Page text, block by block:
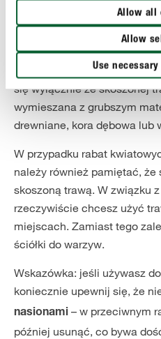
Allow all
Allow
Use
Skoszoną trawę można
jako ściółkę do trawnika,
mulcz pod drzewami,
. Warstwa ściółki
się wyłącznie ze skoszonej
wymieszana z grubszym
drewniane, kora dębowa lub
W przypadku rabat
należy również pamiętać,
skoszoną trawą. W związku
rzeczywiście chcesz użyć
miejscach. Zamiast tego
ściółki do warzyw.
Wskazówka: jeśli używasz
koniecznie upewnij się, że
nasionami – w przeciwnym
później usunąć, co bywa